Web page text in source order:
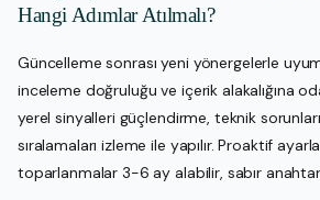
Hangi Adımlar Atılmalı?
Güncelleme sonrası yeni yönergelerle
inceleme doğruluğu ve içerik alakalığına
yerel sinyalleri güçlendirme, teknik
sıralamaları izleme ile yapılır. Proaktif
toparlanmalar 3-6 ay alabilir, sabır